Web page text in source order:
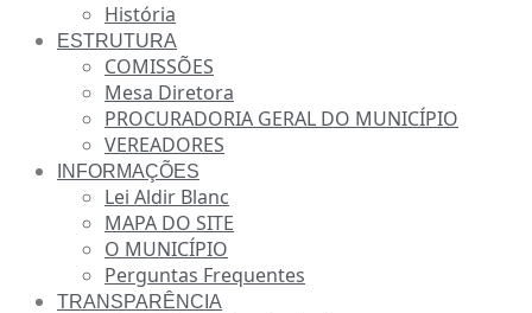
História
ESTRUTURA
COMISSÕES
Mesa Diretora
PROCURADORIA GERAL DO MUNICÍPIO
VEREADORES
INFORMAÇÕES
Lei Aldir Blanc
MAPA DO SITE
O MUNICÍPIO
Perguntas Frequentes
TRANSPARÊNCIA